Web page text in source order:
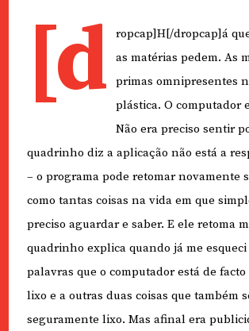
[d
ropcap]H[/dropcap]á
as matérias pedem. As
primas omnipresentes
plástica. O computador
Não era preciso sentir
quadrinho diz a aplicação não está a
– o programa pode retomar novamente
como tantas coisas na vida em que
preciso aguardar e saber. E ele retoma
quadrinho explica quando já me
palavras que o computador está de
lixo e a outras duas coisas que também
seguramente lixo. Mas afinal era